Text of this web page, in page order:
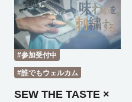
#参加受付中
#誰でもウェルカム
SEW THE TASTE ×